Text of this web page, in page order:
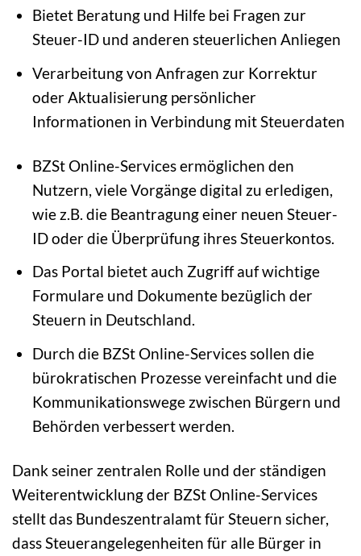
Bietet Beratung und Hilfe bei Fragen zur
Steuer-ID und anderen steuerlichen Anliegen
Verarbeitung von Anfragen zur Korrektur
oder Aktualisierung persönlicher
Informationen in Verbindung mit Steuerdaten
BZSt Online-Services ermöglichen den
Nutzern, viele Vorgänge digital zu erledigen,
wie z.B. die Beantragung einer neuen Steuer-
ID oder die Überprüfung ihres Steuerkontos.
Das Portal bietet auch Zugriff auf wichtige
Formulare und Dokumente bezüglich der
Steuern in Deutschland.
Durch die BZSt Online-Services sollen die
bürokratischen Prozesse vereinfacht und die
Kommunikationswege zwischen Bürgern und
Behörden verbessert werden.
Dank seiner zentralen Rolle und der ständigen
Weiterentwicklung der BZSt Online-Services
stellt das Bundeszentralamt für Steuern sicher,
dass Steuerangelegenheiten für alle Bürger in